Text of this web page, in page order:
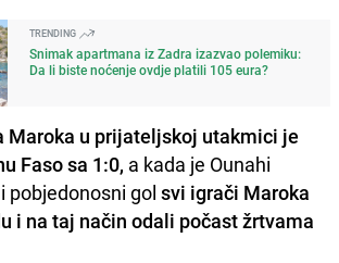
TRENDING
Snimak apartmana iz Zadra izazvao polemiku:
Da li biste noćenje ovdje platili 105 eura?
Maroka u prijateljskoj utakmici je
Faso sa 1:0, a kada je Ounahi
pobjedonosni gol svi igrači Maroka
i na taj način odali počast žrtvama